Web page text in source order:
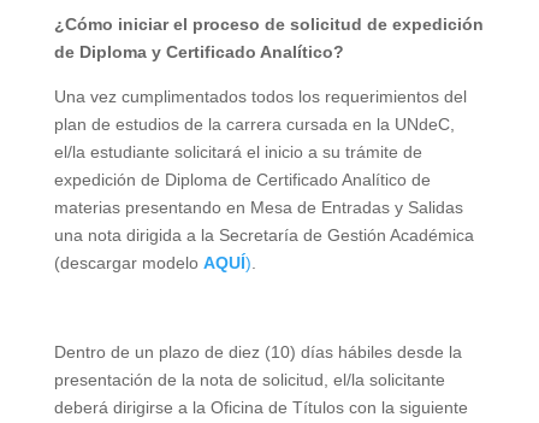
¿Cómo iniciar el proceso de solicitud de expedición
de Diploma y Certificado Analítico?
Una vez cumplimentados todos los requerimientos del
plan de estudios de la carrera cursada en la UNdeC,
el/la estudiante solicitará el inicio a su trámite de
expedición de Diploma de Certificado Analítico de
materias presentando en Mesa de Entradas y Salidas
una nota dirigida a la Secretaría de Gestión Académica
(descargar modelo AQUÍ)
Dentro de un plazo de diez (10) días hábiles desde la
presentación de la nota de solicitud, el/la solicitante
deberá dirigirse a la Oficina de Títulos con la siguiente